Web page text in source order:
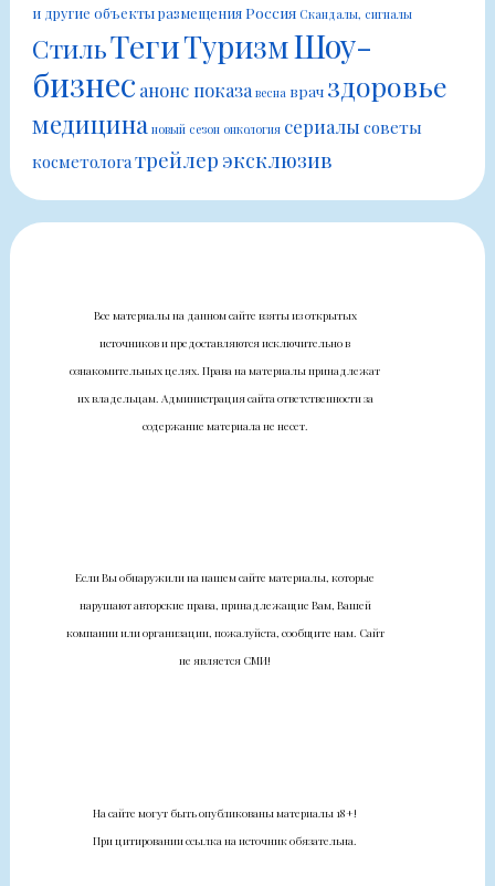
и другие объекты размещенияРоссия Скандалы, сигналы
СтильТегиТуризмШоу-
бизнес анонс показа весна врач здоровье
медицина новый сезон онкология сериалы советы
косметологатрейлер эксклюзив
Все материалы на данном сайте взяты из открытых
источников и предоставляются исключительно в
ознакомительных целях. Права на материалы принадлежат
их владельцам. Администрация сайта ответственности за
содержание материала не несет.
Если Вы обнаружили на нашем сайте материалы, которые
нарушают авторские права, принадлежащие Вам, Вашей
компании или организации, пожалуйста, сообщите нам. Сайт
не является СМИ!
На сайте могут быть опубликованы материалы 18+!
При цитировании ссылка на источник обязательна.